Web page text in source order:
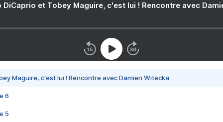
DiCaprio et Tobey Maguire, c'est lui ! Rencontre avec
Maguire, c'est lui ! Rencontre avec Damien Witecka
6
5